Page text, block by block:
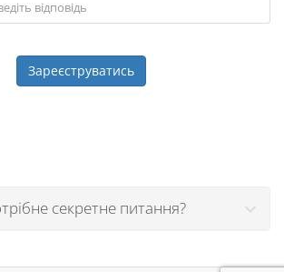
секретне питання?